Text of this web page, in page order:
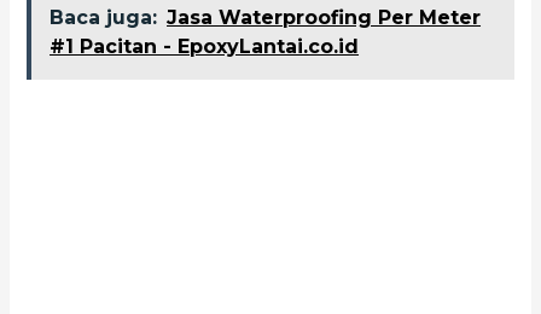
Baca juga: Jasa Waterproofing Per Meter
#1 Pacitan - EpoxyLantai.co.id